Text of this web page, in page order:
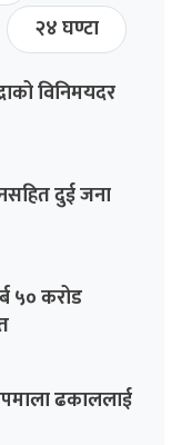
२४ घण्टा
विनिमयदर
दुई जना
५० करोड
ढकाललाई